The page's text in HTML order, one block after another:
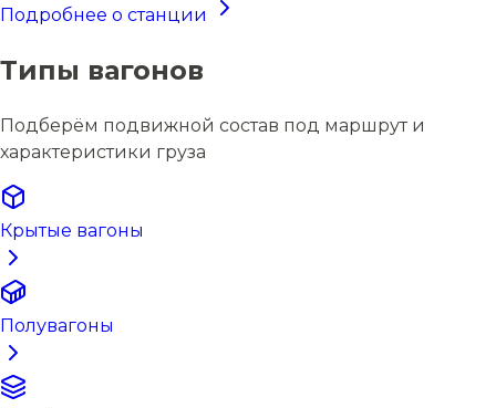
Подробнее о станции
Типы вагонов
Подберём подвижной состав под маршрут и
характеристики груза
Крытые вагоны
Полувагоны